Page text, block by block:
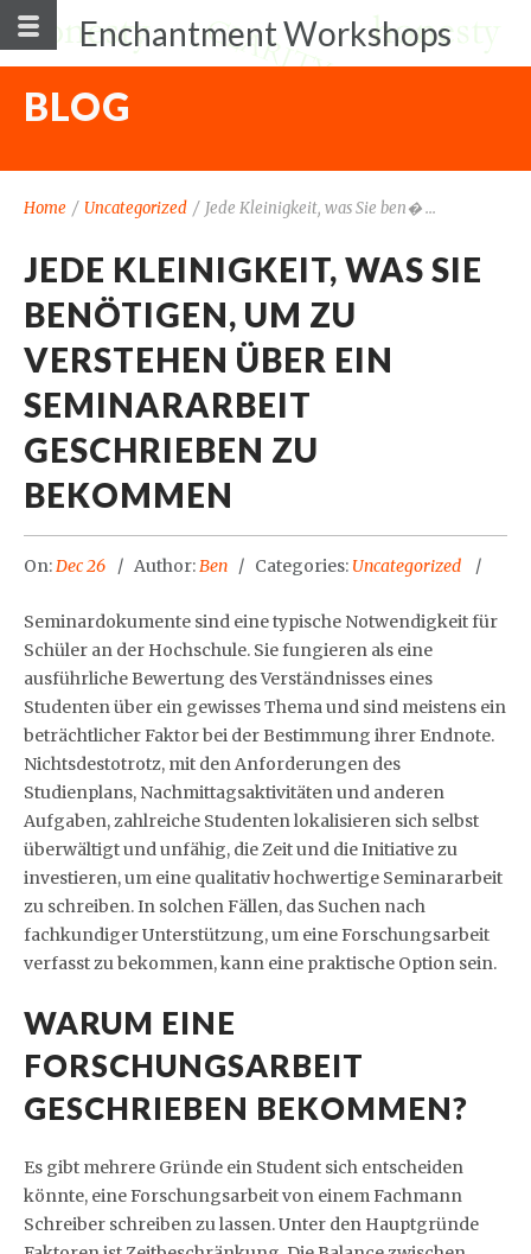
Enchantment Workshops
BLOG
Home / Uncategorized / Jede Kleinigkeit, was Sie ben� ...
JEDE KLEINIGKEIT, WAS SIE
BENÖTIGEN, UM ZU
VERSTEHEN ÜBER EIN
SEMINARARBEIT
GESCHRIEBEN ZU
BEKOMMEN
On:Dec 26 Author:Ben Categories: Uncategorized
Seminardokumente sind eine typische Notwendigkeit für
Schüler an der Hochschule. Sie fungieren als eine
ausführliche Bewertung des Verständnisses eines
Studenten über ein gewisses Thema und sind meistens ein
beträchtlicher Faktor bei der Bestimmung ihrer Endnote.
Nichtsdestotrotz, mit den Anforderungen des
Studienplans, Nachmittagsaktivitäten und anderen
Aufgaben, zahlreiche Studenten lokalisieren sich selbst
überwältigt und unfähig, die Zeit und die Initiative zu
investieren, um eine qualitativ hochwertige Seminararbeit
zu schreiben. In solchen Fällen, das Suchen nach
fachkundiger Unterstützung, um eine Forschungsarbeit
verfasst zu bekommen, kann eine praktische Option sein.
WARUM EINE
FORSCHUNGSARBEIT
GESCHRIEBEN BEKOMMEN?
Es gibt mehrere Gründe ein Student sich entscheiden
könnte, eine Forschungsarbeit von einem Fachmann
Schreiber schreiben zu lassen. Unter den Hauptgründe